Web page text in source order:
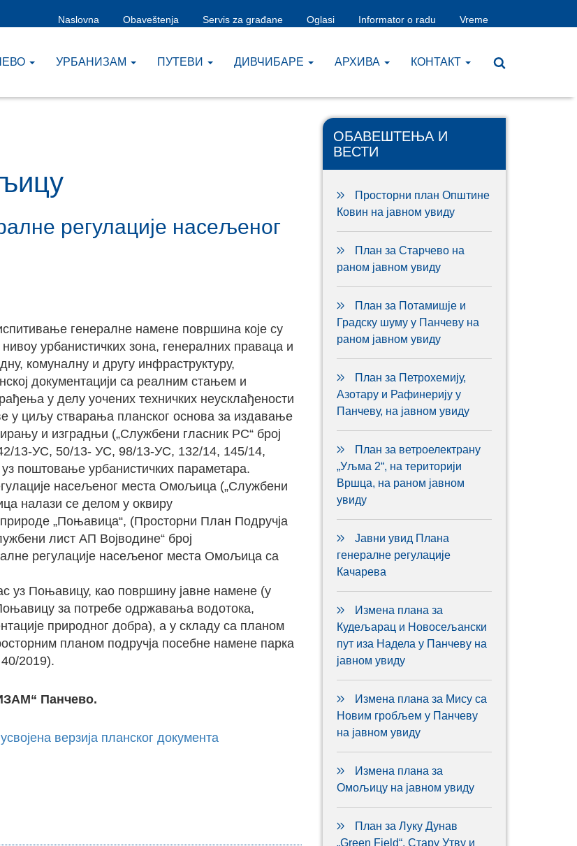
Naslovna Obaveštenja Servis za građane Oglasi Informator o radu Vreme
УРБАНИЗАМ ПУТЕВИ ДИВЧИБАРЕ AРХИВА КОНТАКТ
регулације насељеног
генералне намене површина које су
урбанистичких зона, генералних праваца и
комуналну и другу инфраструктуру,
документацији са реалним стањем и
у делу уочених техничких неусклађености
циљу стварања планског основа за издавање
и изградњи („Службени гласник РС“ број
13-УС, 50/13- УС, 98/13-УС, 132/14, 145/14,
поштовање урбанистичких параметара.
насељеног места Омољица („Службени
налази се делом у оквиру
„Поњавица“, (Просторни План Подручја
лист АП Војводине“ број
регулације насељеног места Омољица са
уз Поњавицу, као површину јавне намене (у
за потребе одржавања водотока,
природног добра), а у складу са планом
планом подручја посебне намене парка
2019).
Панчево.
верзија планског документа
ОБАВЕШТЕЊА И
ВЕСТИ
Просторни план Општине
Ковин на јавном увиду
План за Старчево на
раном јавном увиду
План за Потамишје и
Градску шуму у Панчеву на
раном јавном увиду
План за Петрохемију,
Азотару и Рафинерију у
Панчеву, на јавном увиду
План за ветроелектрану
„Уљма 2“, на територији
Вршца, на раном јавном
увиду
Јавни увид Плана
генералне регулације
Качарева
Измена плана за
Кудељарац и Новосељански
пут иза Надела у Панчеву на
јавном увиду
Измена плана за Мису са
Новим гробљем у Панчеву
на јавном увиду
Измена плана за
Омољицу на јавном увиду
План за Луку Дунав
„Green Field“, Стару Утву и